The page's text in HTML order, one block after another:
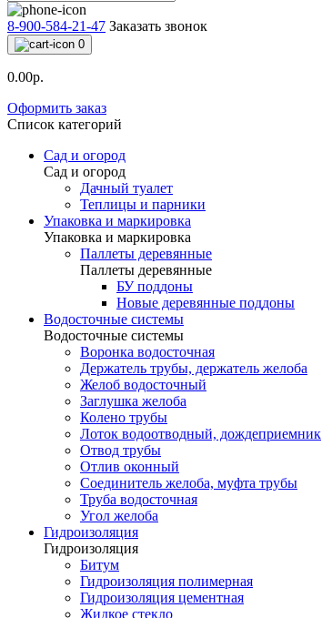
8-900-584-21-47 Заказать звонок
0
0.00р.
Оформить заказ
Список категорий
Сад и огород
Сад и огород
Дачный туалет
Теплицы и парники
Упаковка и маркировка
Упаковка и маркировка
Паллеты деревянные
Паллеты деревянные
БУ поддоны
Новые деревянные поддоны
Водосточные системы
Водосточные системы
Воронка водосточная
Держатель трубы, держатель желоба
Желоб водосточный
Заглушка желоба
Колено трубы
Лоток водоотводный, дождеприемник
Отвод трубы
Отлив оконный
Соединитель желоба, муфта трубы
Труба водосточная
Угол желоба
Гидроизоляция
Гидроизоляция
Битум
Гидроизоляция полимерная
Гидроизоляция цементная
Жидкое стекло